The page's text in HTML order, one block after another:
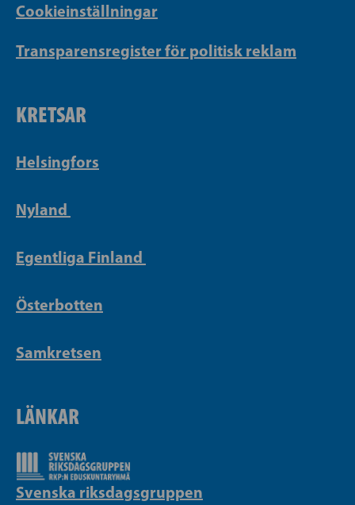
Cookieinställningar
Transparensregister för politisk reklam
KRETSAR
Helsingfors
Nyland
Egentliga Finland
Österbotten
Samkretsen
LÄNKAR
Svenska riksdagsgruppen